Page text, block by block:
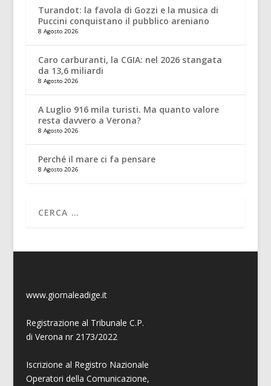
Turandot: la favola di Gozzi e la musica di
Puccini conquistano il pubblico areniano
8 Agosto 2026
Caro carburanti, la CGIA: nel 2026 stangata
da 13,6 miliardi
8 Agosto 2026
A Luglio 916 mila turisti. Ma quanto valore
resta davvero a Verona?
8 Agosto 2026
Perché il mare ci fa pensare
8 Agosto 2026
www.giornaleadige.it
Registrazione al Tribunale C.P.
di Verona nr 2173/2022
Iscrizione al Registro Nazionale
Operatori della Comunicazione,